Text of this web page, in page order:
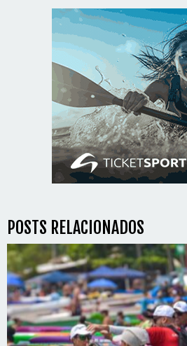
POSTS RELACIONADOS